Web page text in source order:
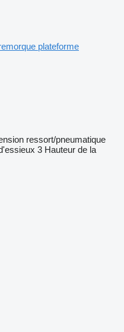
plateforme
ressort/pneumatique
3 Hauteur de la